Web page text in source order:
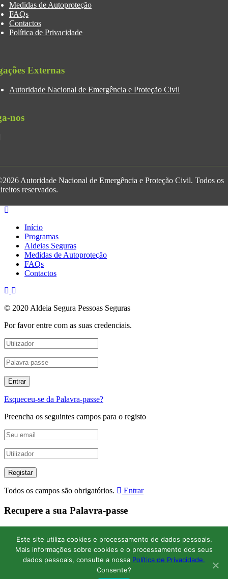
Medidas de Autoproteção
FAQs
Contactos
Política de Privacidade
Externas
Autoridade Nacional de Emergência e Proteção Civil
nos
Autoridade Nacional de Emergência e Proteção Civil. Todos os
reservados.
Início
Programas
Aldeias Seguras
Medidas de Autoproteção
FAQs
Contactos
© 2020 Aldeia Segura Pessoas Seguras
Por favor entre com as suas credenciais.
Esqueceu-se da Palavra-passe?
Preencha os seguintes campos para o registo
Todos os campos são obrigatórios. Entrar
Recupere a sua Palavra-passe
recuperar a Palavra-passe.
Este site utiliza cookies e processamento de dados pessoais.
Mais informações sobre cookies e o processamento dos seus
dados pessoais, consulte a nossa Política de Privacidade.
Consente?